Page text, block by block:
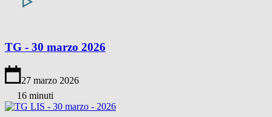
TG - 30 marzo 2026
27 marzo 2026
16 minuti